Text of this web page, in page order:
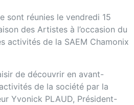
sont réunies le vendredi 15
des Artistes à l’occasion du
activités de la SAEM Chamonix
de découvrir en avant-
de la société par la
Yvonick PLAUD, Président-